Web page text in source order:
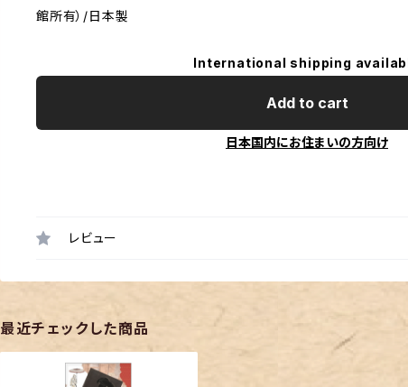
館所有）/日本製
International shipping
Add to cart
日本国内にお住まいの方向け
レビュー
最近チェックした商品